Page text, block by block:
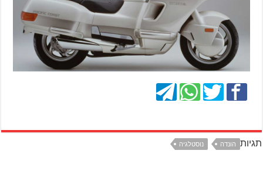
תגיות הונדה נוסטלגיה